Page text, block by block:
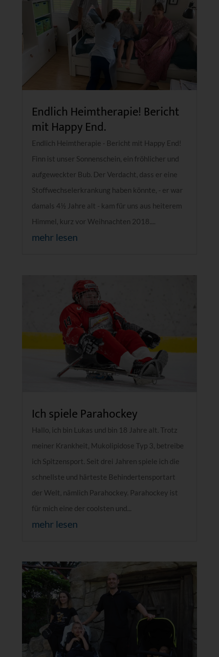
Endlich Heimtherapie! Bericht
mit Happy End.
Endlich Heimtherapie - Bericht mit Happy End!
Finn ist unser Sonnenschein, ein fröhlicher und
aufgeweckter Bub. Der Verdacht, dass er eine
Stoffwechselerkrankung haben könnte, - er war
damals 4½ Jahre alt - kam für uns aus heiterem
Himmel, kurz vor Weihnachten 2018....
mehr lesen
Ich spiele Parahockey
Hallo, ich bin Lukas und bin 18 Jahre alt. Trotz
meiner Krankheit, Mukolipidose Typ 3, betreibe
ich Spitzensport. Seit drei Jahren spiele ich die
schnellste und härteste Behindertensportart
der Welt, nämlich Parahockey. Parahockey ist
für mich eine der coolsten und...
mehr lesen